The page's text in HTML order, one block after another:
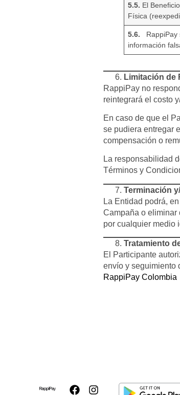
5.5. El
Física
5.6.
información
Limitación de
RappiPay no
reintegrará el costo
En caso de que el
se pudiera entregar
compensación o
La responsabilidad
Términos y
Terminación
La Entidad podrá,
Campaña o eliminar
por cualquier medio
Tratamiento
El Participante
envío y seguimiento
RappiPay Colombia